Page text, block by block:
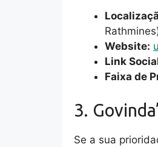
Website:
Link
Faixa de
3.
Se a sua